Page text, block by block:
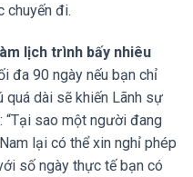
chuyến đi.
lịch trình bấy nhiêu
đa 90 ngày nếu bạn chỉ
dài sẽ khiến Lãnh sự
“Tại sao một người đang
lại có thể xin nghỉ phép
số ngày thực tế bạn có